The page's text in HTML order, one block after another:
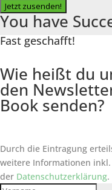
Jetzt zusenden!
You have
Fast geschafft!
Wie heißt du
den
Book senden?
Durch die Eintragung
weitere Informationen inkl.
der Datenschutzerklärung.